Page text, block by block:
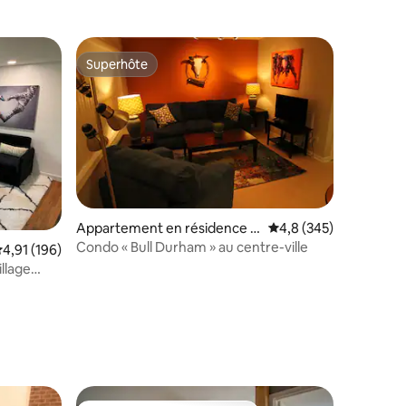
: 4,88 sur 5
moyenne sur la base de 196 commentaires : 4,91 sur 5
4,91 (196)
Superhôte
Superhôte
Appartement en résidence ⋅
Durham
Évaluation moyenne
4,8 (345)
Condo « Bull Durham » au centre-ville